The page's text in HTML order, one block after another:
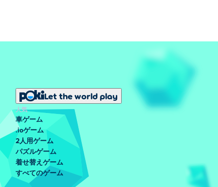
Let the world play
人気
車ゲーム
.ioゲーム
2人用ゲーム
パズルゲーム
着せ替えゲーム
すべてのゲーム